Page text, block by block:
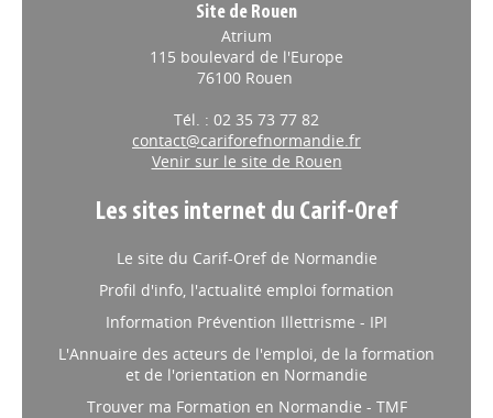
Site de Rouen
Atrium
115 boulevard de l'Europe
76100 Rouen
Tél. : 02 35 73 77 82
contact@cariforefnormandie.fr
Venir sur le site de Rouen
Les sites internet du Carif-Oref
Le site du Carif-Oref de Normandie
Profil d'info, l'actualité emploi formation
Information Prévention Illettrisme - IPI
L'Annuaire des acteurs de l'emploi, de la formation
et de l'orientation en Normandie
Trouver ma Formation en Normandie - TMF